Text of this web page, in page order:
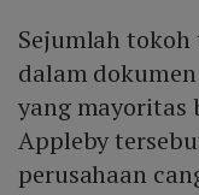
Sejumlah
dalam dokumen
yang mayoritas
Appleby
perusahaan